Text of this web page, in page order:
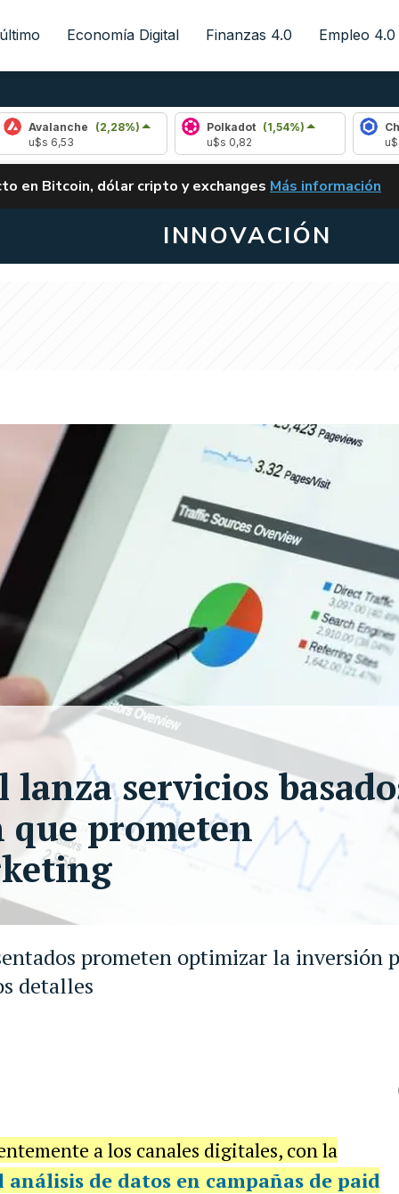
Economía Digital Finanzas 4.0 Empleo 4.0
(2,28%)
Polkadot
(1,54%)
Chainlink
en Bitcoin, dólar cripto y exchanges CLARITY ACT EN
Más información
INNOVACIÓN
prometen optimizar la inversión
detalles
servicios
que prometen
a los canales digitales, con la
análisis de datos en campañas de paid